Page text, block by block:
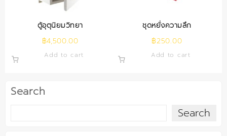
Search
Search
ตู้อุตุนิยมวิทยา
฿4,500.00
Add to cart
ชุดหยั่งความลึก
฿250.00
Add to cart